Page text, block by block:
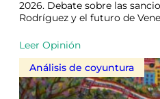
2026. Debate sobre las
Rodríguez y el futuro de
Leer Opinión
Análisis de coyuntura